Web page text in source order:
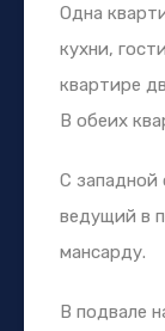
Одна
кухни,
квартире
В обеих
С западной
ведущий в
мансарду.
В подвале